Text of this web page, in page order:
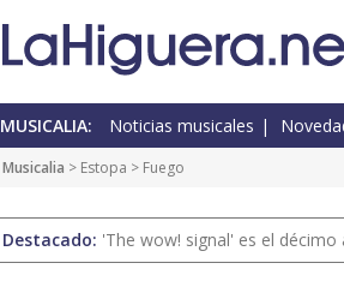
MUSICALIA: Noticias musicales
Musicalia > Estopa > Fuego
Destacado: 'The wow! signal' es el décimo